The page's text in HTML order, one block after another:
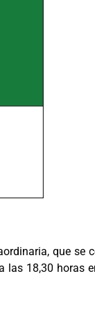
que se
las 18,30 horas